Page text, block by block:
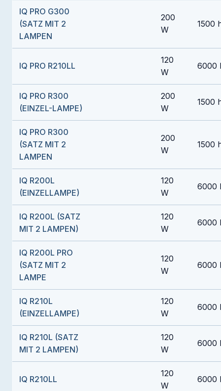
IQ PRO G300
(SATZ MIT 2
LAMPEN
200
W
1500
IQ PRO R210LL
120
W
6000
IQ PRO R300
(EINZEL-LAMPE)
200
W
1500
IQ PRO R300
(SATZ MIT 2
LAMPEN
200
W
1500
IQ R200L
(EINZELLAMPE)
120
W
6000
IQ R200L (SATZ
MIT 2 LAMPEN)
120
W
6000
IQ R200L PRO
(SATZ MIT 2
LAMPE
120
W
6000
IQ R210L
(EINZELLAMPE)
120
W
6000
IQ R210L (SATZ
MIT 2 LAMPEN)
120
W
6000
IQ R210LL
120
W
6000